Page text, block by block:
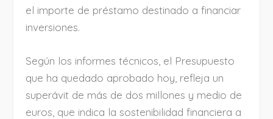
el importe de préstamo destinado a financiar
inversiones.
Según los informes técnicos, el Presupuesto
que ha quedado aprobado hoy, refleja un
superávit de más de dos millones y medio de
euros, que indica la sostenibilidad financiera a